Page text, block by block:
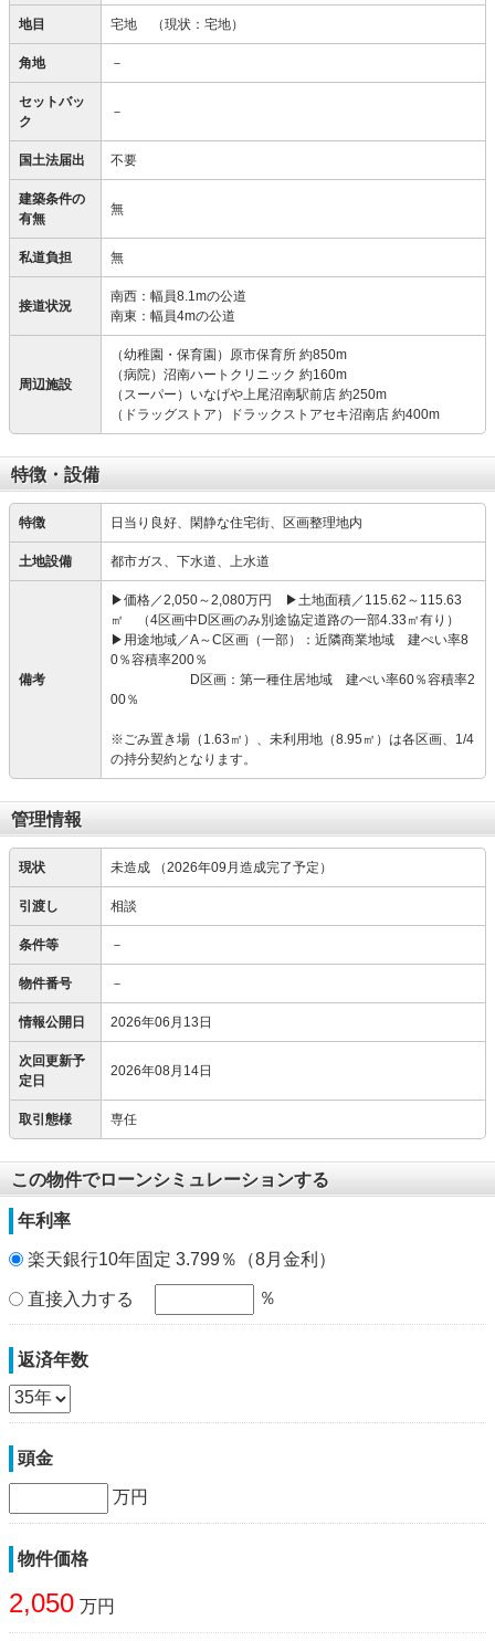
地目 宅地 （現状：宅地）
角地 －
セットバッ
ク
－
国土法届出 不要
建築条件の
有無
無
私道負担 無
接道状況
南西：幅員8.1mの公道
南東：幅員4mの公道
周辺施設
（幼稚園・保育園）原市保育所 約850m
（病院）沼南ハートクリニック 約160m
（スーパー）いなげや上尾沼南駅前店 約250m
（ドラッグストア）ドラックストアセキ沼南店 約400m
特徴・設備
特徴 日当り良好、閑静な住宅街、区画整理地内
土地設備 都市ガス、下水道、上水道
備考
▶価格／2,050～2,080万円 ▶土地面積／115.62～115.63
㎡ （4区画中D区画のみ別途協定道路の一部4.33㎡有り）
▶用途地域／A～C区画（一部）：近隣商業地域 建ぺい率8
0％容積率200％
D区画：第一種住居地域 建ぺい率60％容積率2
00％
※ごみ置き場（1.63㎡）、未利用地（8.95㎡）は各区画、1/4
の持分契約となります。
管理情報
現状 未造成 （2026年09月造成完了予定）
引渡し 相談
条件等 －
物件番号 －
情報公開日 2026年06月13日
次回更新予
定日
2026年08月14日
取引態様 専任
この物件でローンシミュレーションする
年利率
楽天銀行10年固定 3.799％（8月金利）
直接入力する ％
返済年数
頭金
万円
物件価格
2,050 万円